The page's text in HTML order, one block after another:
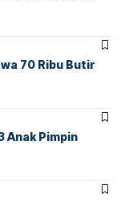
70 Ribu Butir
Anak Pimpin